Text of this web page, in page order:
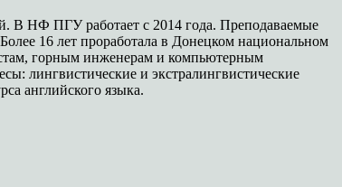
В НФ ПГУ работает с 2014 года. Преподаваемые
16 лет проработала в Донецком национальном
горным инженерам и компьютерным
лингвистические и экстралингвистические
английского языка.